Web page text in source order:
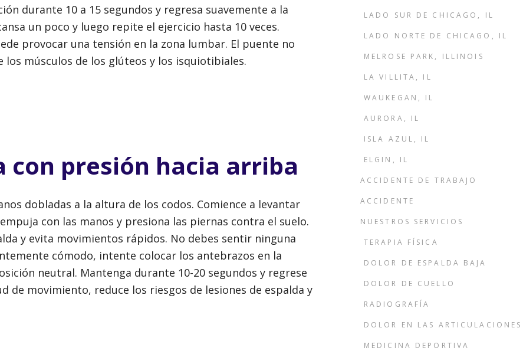
durante 10 a 15 segundos y regresa suavemente a la
un poco y luego repite el ejercicio hasta 10 veces.
provocar una tensión en la zona lumbar. El puente no
músculos de los glúteos y los isquiotibiales.
con presión hacia arriba
dobladas a la altura de los codos. Comience a levantar
con las manos y presiona las piernas contra el suelo.
y evita movimientos rápidos. No debes sentir ninguna
cómodo, intente colocar los antebrazos en la
neutral. Mantenga durante 10-20 segundos y regrese
de movimiento, reduce los riesgos de lesiones de espalda y
LADO SUR DE CHICAGO, IL
LADO NORTE DE CHICAGO, IL
MELROSE PARK, ILLINOIS
LA VILLITA, IL
WAUKEGAN, IL
AURORA, IL
ISLA AZUL, IL
ELGIN, IL
ACCIDENTE DE TRABAJO
ACCIDENTE
NUESTROS SERVICIOS
TERAPIA FÍSICA
DOLOR DE ESPALDA BAJA
DOLOR DE CUELLO
RADIOGRAFÍA
DOLOR EN LAS ARTICULACIONES
MEDICINA DEPORTIVA